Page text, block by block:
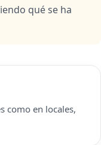
qué se ha
como en locales,